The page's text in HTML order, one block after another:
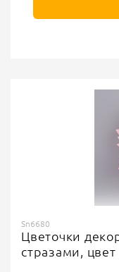
Sn6680
Цветочки
стразами,